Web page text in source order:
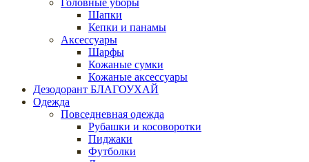
Шапки
Кепки и панамы
Аксессуары
Шарфы
Кожаные сумки
Кожаные аксессуары
Дезодорант БЛАГОУХАЙ
Одежда
Повседневная одежда
Рубашки и косоворотки
Пиджаки
Футболки